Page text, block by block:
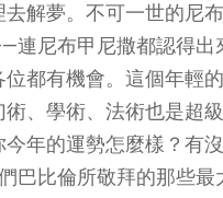
去解夢。不可一世的尼
連尼布甲尼撒都認得
位都有機會。這個年輕
術、學術、法術也是超
今年的運勢怎麼樣？有
巴比倫所敬拜的那些最